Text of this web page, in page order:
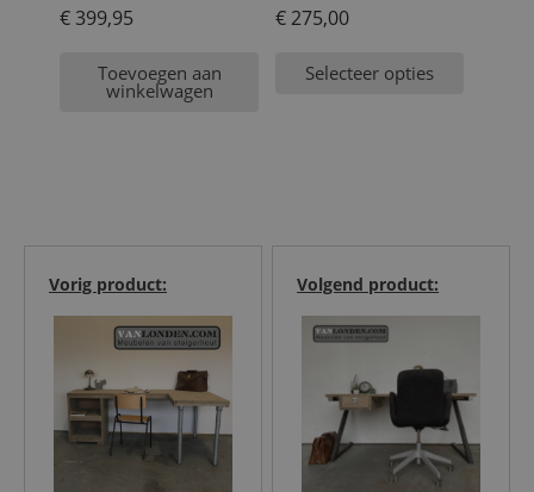
€399,95
Toevoegen aan
winkelwagen
€275,00
Selecteer opties
Volgend product:
Vorig product: